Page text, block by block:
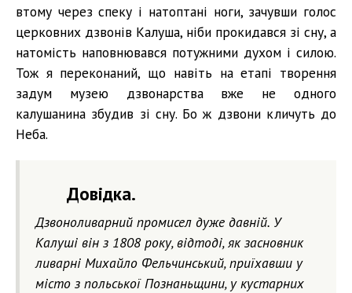
втому через спеку і натоптані ноги, зачувши голос
церковних дзвонів Калуша, ніби прокидався зі сну, а
натомість наповнювався потужними духом і силою.
Тож я переконаний, що навіть на етапі творення
задум музею дзвонарства вже не одного
калушанина збудив зі сну. Бо ж дзвони кличуть до
Неба.
Довідка.
Дзвоноливарний промисел дуже давній. У
Калуші він з 1808 року, відтоді, як засновник
ливарні Михайло Фельчинський, приїхавши у
місто з польської Познаньщини, у кустарних